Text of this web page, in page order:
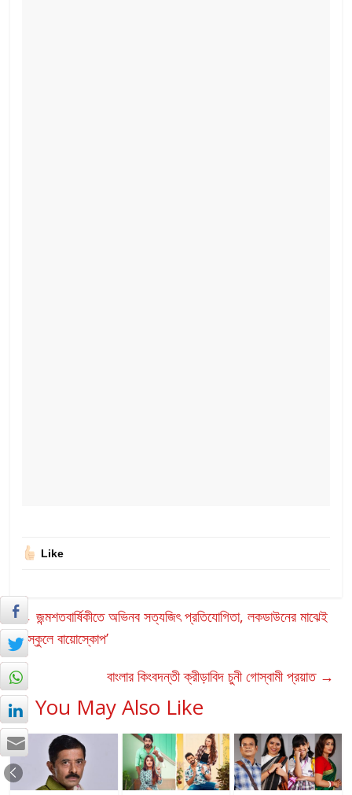
Like
← জন্মশতবার্ষিকীতে অভিনব সত্যজিৎ প্রতিযোগিতা, লকডাউনের মাঝেই
‘ইস্কুলে বায়োস্কোপ’
বাংলার কিংবদন্তী ক্রীড়াবিদ চুনী গোস্বামী প্রয়াত →
You May Also Like